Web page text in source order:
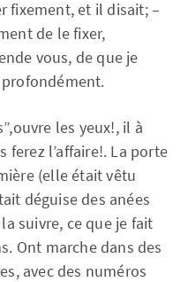
fixement, et il disait; –
de le fixer,
vous, de que je
les yeux!, il à
ferez l’affaire!. La porte
(elle était vêtu
déguise des anées
suivre, ce que je fait
Ont marche dans des
avec des numéros